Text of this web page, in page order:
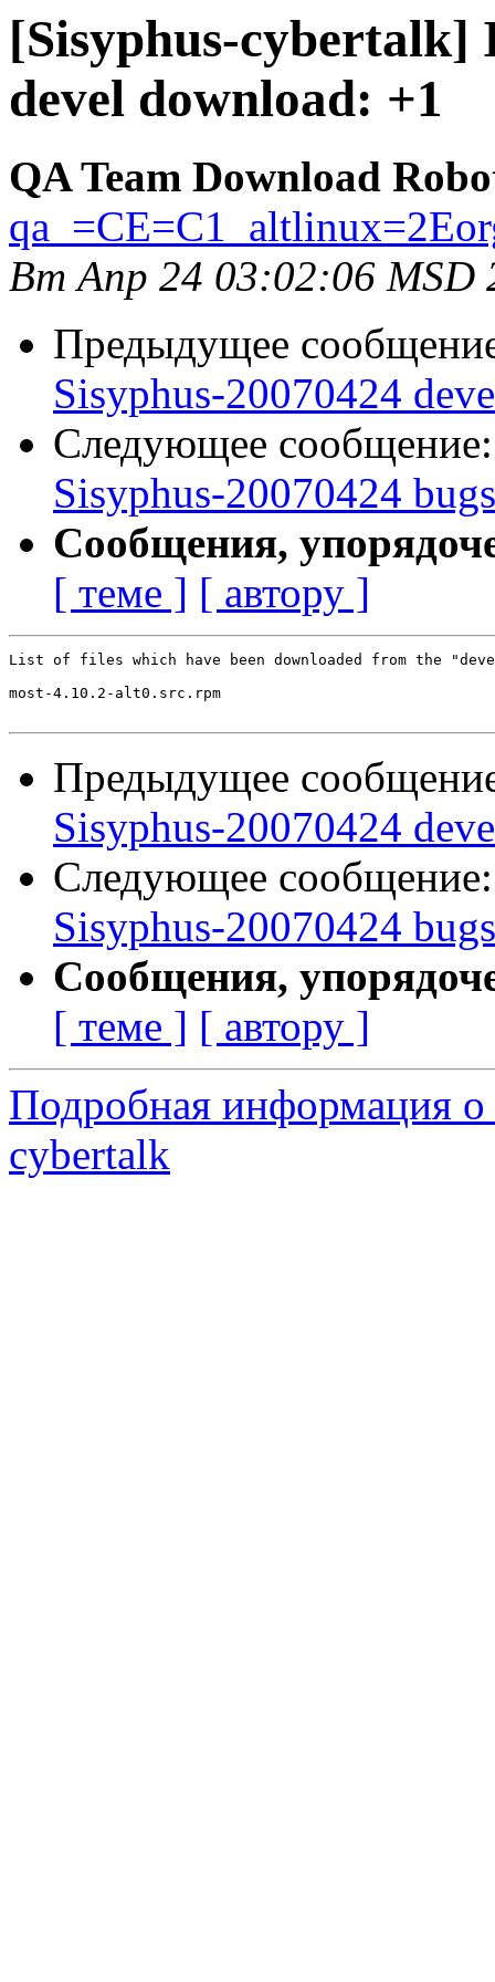
[Sisyphus-cybertalk]
devel download: +1
QA Team Download
Вт Апр 24 03:02:06 MSD
Предыдущее
Sisyphus-20070424
Следующее
Sisyphus-20070424
Сообщения,
[ теме ] [ автору ]
List of files which have been downloaded from the
most-4.10.2-alt0.src.rpm
Предыдущее
Sisyphus-20070424
Следующее
Sisyphus-20070424
Сообщения,
[ теме ] [ автору ]
Подробная информация о
cybertalk